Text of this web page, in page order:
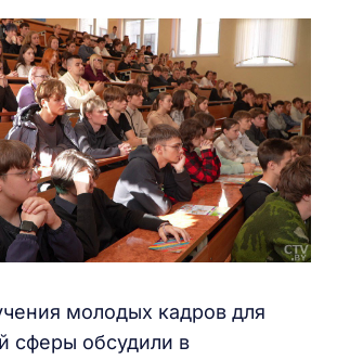
молодых кадров для
сферы обсудили в